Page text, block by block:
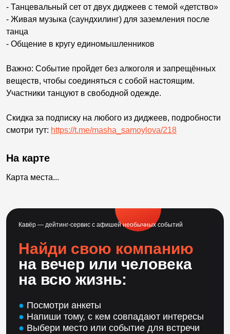
- Танцевальный сет от двух диджеев с темой «детство»
- Живая музыка (саундхилинг) для заземления после
танца
- Общение в кругу единомышленников
Важно: Событие пройдет без алкоголя и запрещённых
веществ, чтобы соединяться с собой настоящим.
Участники танцуют в свободной одежде.
Скидка за подписку на любого из диджеев, подробности
смотри тут: https://t.me/masha_samoylova/218
На карте
Карта места...
Кавёр — дейтинг-сервис с афишей необычных событий
Найди свою компанию
на вечер или человека
на всю жизнь:
● Посмотри анкеты
● Напиши тому, с кем совпадают интересы
● Выбери место или событие для встречи